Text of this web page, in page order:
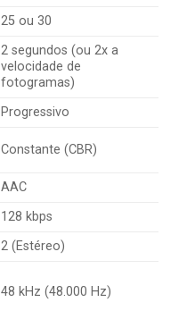
25 ou 30
2 segundos (ou 2x a
velocidade de
fotogramas)
Progressivo
Constante (CBR)
AAC
128 kbps
2 (Estéreo)
48 kHz (48.000 Hz)